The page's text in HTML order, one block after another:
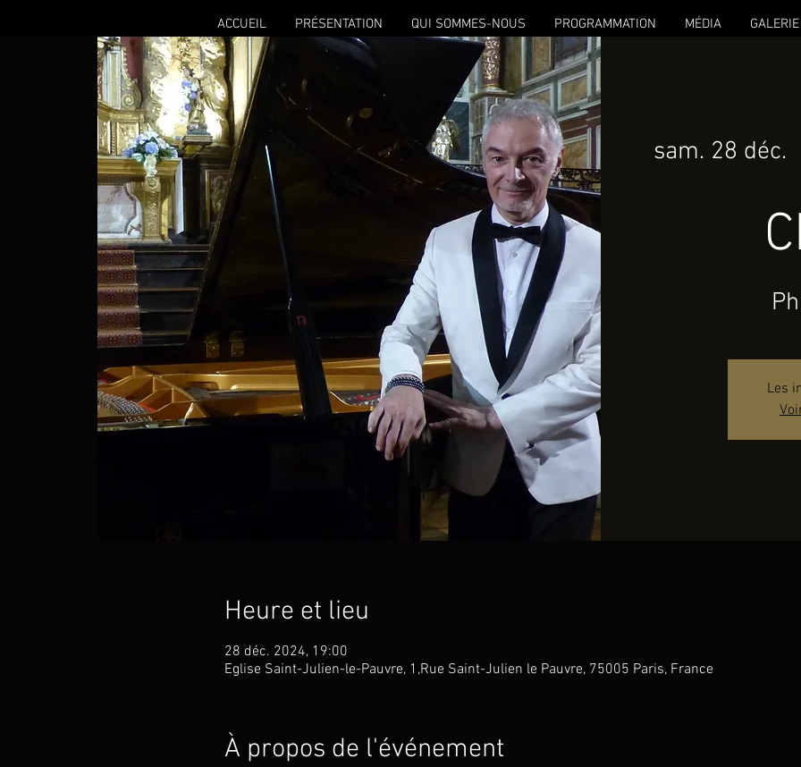
ACCUEIL PRÉSENTATION QUI SOMMES-NOUS PROGRAMMATION MÉDIA GALERIE
sam. 28 déc.
Les
Heure et lieu
28 déc. 2024, 19:00
Eglise Saint-Julien-le-Pauvre, 1,Rue Saint-Julien le Pauvre, 75005 Paris, France
À propos de l'événement